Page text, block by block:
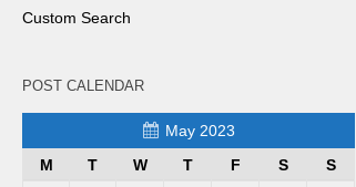
Custom Search
POST CALENDAR
May 2023
M
T W T F S
S